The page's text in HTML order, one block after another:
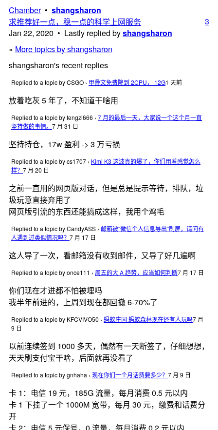
Chamber• shangsharon
求推荐好一点，稳一点的科学上网服务
Jan 22, 2020 • Lastly replied byshangsharon
3
» More topics by shangsharon
shangsharon's recent replies
Replied to a topic by CSGO › 甲骨文免费降到 2CPU， 12G1 天前
放着吃灰 5 年了，不知道干啥用
Replied to a topic by fengzi666 › 7 月的最后一天，大家说一个这个月一直
坚持做的事情。 7 月 31 日
坚持持仓，17w 盈利 -> 3 万亏损
Replied to a topic by cs1707 › Kimi K3 这波真的爆了，你们用着感觉怎么
样？ 7 月 20 日
之前一直用的网页版对话，但是总是提示等待，排队，垃
圾玩意直接弃用了
网页版引流的东西还能搞成这样，我用个鸡毛
Replied to a topic by CandyASS › 邮箱被“微信个人信息导出”刷屏，请问有
人遇到过类似情况吗？ 7 月 17 日
这人导了一次，看邮箱没有收到邮件，又导了好几遍啊
Replied to a topic by once111 › 周五的大 A 趋势，应当如何判断7 月 17 日
你们现在才进都不怕被埋吗
我半年前进的，上周到现在都回撤 6-70%了
Replied to a topic by KFCVIVO50 › 蚂蚁庄园 蚂蚁森林现在还有人玩吗7 月
9 日
以前连续签到 1000 多天，偶然有一天断签了，仔细想想，
天天刷支付宝干啥，后面就再没看了
Replied to a topic by gnhaha › 现在你们一个月话费要多少？ 7 月 9 日
卡 1：电信 19 元，185G 流量，每月消费 0.5 元以内
卡 1 下挂了一个 1000M 宽带，每月 30 元，缴费和话费分
开